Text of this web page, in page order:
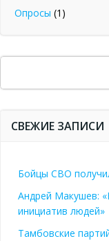
Опросы (1)
Поиск
СВЕЖИЕ ЗАПИСИ
Бойцы СВО
Андрей Макушев:
инициатив людей»
Тамбовские